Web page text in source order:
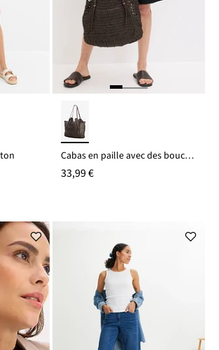
Cabas en paille avec des boucles
33,99 €